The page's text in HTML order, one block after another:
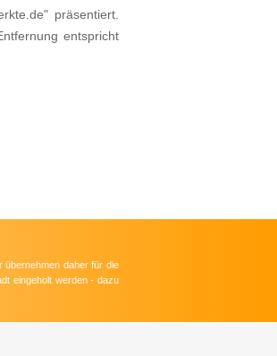
präsentiert.
entspricht
übernehmen daher für die
eingeholt werden - dazu